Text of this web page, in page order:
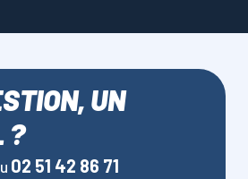
UN
?
02 51 42 86 71